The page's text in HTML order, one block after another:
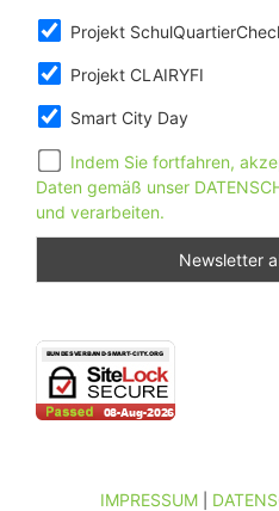
Projekt
Projekt CLAIRYFI
Smart City Day
Indem Sie fortfahren,
Daten gemäß unser
und verarbeiten.
IMPRESSUM|